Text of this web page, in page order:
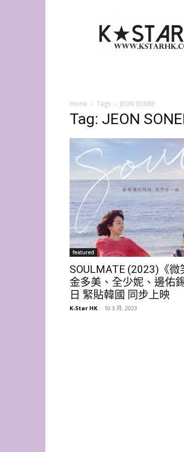
Star
HK
Home Tags JEON SONEE
Tag: JEON
featured
SOULMATE (2023)《微
金多美、全少妮、邊佑
日 緊貼韓國 同步上映
K-Star HK - 10 3 月, 2023